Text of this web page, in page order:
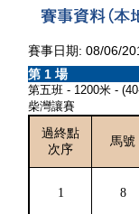
賽事日期: 08/06/
第 1 場
第五班 - 1200米 -
柴灣讓賽
過終點
次序
馬號
1 8